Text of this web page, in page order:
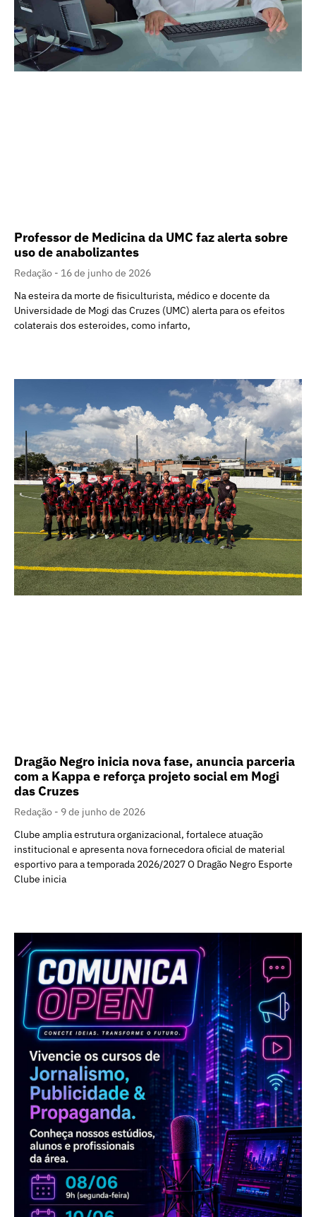
Professor de Medicina da UMC faz alerta sobre
uso de anabolizantes
Redação
16 de junho de 2026
Na esteira da morte de fisiculturista, médico e docente da
Universidade de Mogi das Cruzes (UMC) alerta para os efeitos
colaterais dos esteroides, como infarto,
Dragão Negro inicia nova fase, anuncia parceria
com a Kappa e reforça projeto social em Mogi
das Cruzes
Redação
9 de junho de 2026
Clube amplia estrutura organizacional, fortalece atuação
institucional e apresenta nova fornecedora oficial de material
esportivo para a temporada 2026/2027 O Dragão Negro Esporte
Clube inicia